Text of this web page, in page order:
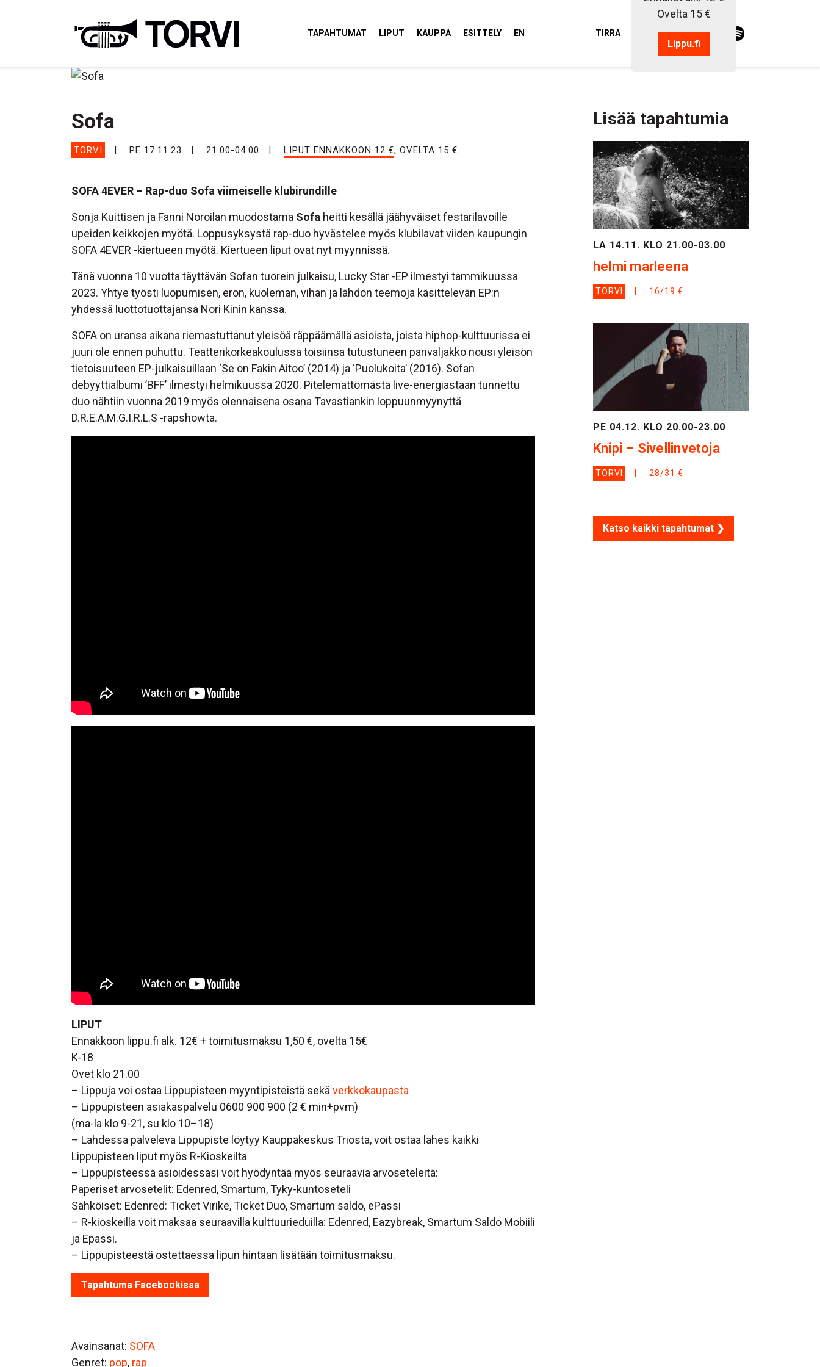
TAPAHTUMAT LIPUT KAUPPA ESITTELY EN TIRRA
Ovelta 15 €
Lippu.fi
Sofa
TORVI PE 17.11.23 21.00-04.00 LIPUT ENNAKKOON 12 €, OVELTA 15 €
SOFA 4EVER – Rap-duo Sofa viimeiselle klubirundille
Sonja Kuittisen ja Fanni Noroilan muodostama Sofa heitti kesällä jäähyväiset festarilavoille
upeiden keikkojen myötä. Loppusyksystä rap-duo hyvästelee myös klubilavat viiden kaupungin
SOFA 4EVER -kiertueen myötä. Kiertueen liput ovat nyt myynnissä.
Tänä vuonna 10 vuotta täyttävän Sofan tuorein julkaisu, Lucky Star -EP ilmestyi tammikuussa
2023. Yhtye työsti luopumisen, eron, kuoleman, vihan ja lähdön teemoja käsittelevän EP:n
yhdessä luottotuottajansa Nori Kinin kanssa.
SOFA on uransa aikana riemastuttanut yleisöä räppäämällä asioista, joista hiphop-kulttuurissa ei
juuri ole ennen puhuttu. Teatterikorkeakoulussa toisiinsa tutustuneen parivaljakko nousi yleisön
tietoisuuteen EP-julkaisuillaan ‘Se on Fakin Aitoo’ (2014) ja ‘Puolukoita’ (2016). Sofan
debyyttialbumi ’BFF’ ilmestyi helmikuussa 2020. Pitelemättömästä live-energiastaan tunnettu
duo nähtiin vuonna 2019 myös olennaisena osana Tavastiankin loppuunmyynyttä
D.R.E.A.M.G.I.R.L.S -rapshowta.
LIPUT
Ennakkoon lippu.fi alk. 12€ + toimitusmaksu 1,50 €, ovelta 15€
K-18
Ovet klo 21.00
– Lippuja voi ostaa Lippupisteen myyntipisteistä sekä verkkokaupasta
– Lippupisteen asiakaspalvelu 0600 900 900 (2 € min+pvm)
(ma-la klo 9-21, su klo 10–18)
– Lahdessa palveleva Lippupiste löytyy Kauppakeskus Triosta, voit ostaa lähes kaikki
Lippupisteen liput myös R-Kioskeilta
– Lippupisteessä asioidessasi voit hyödyntää myös seuraavia arvoseteleitä:
Paperiset arvosetelit: Edenred, Smartum, Tyky-kuntoseteli
Sähköiset: Edenred: Ticket Virike, Ticket Duo, Smartum saldo, ePassi
– R-kioskeilla voit maksaa seuraavilla kulttuurieduilla: Edenred, Eazybreak, Smartum Saldo Mobiili
ja Epassi.
– Lippupisteestä ostettaessa lipun hintaan lisätään toimitusmaksu.
Tapahtuma Facebookissa
Avainsanat: SOFA
Genret: pop, rap
Lisää tapahtumia
LA 14.11. KLO 21.00-03.00
helmi marleena
TORVI 16/19 €
PE 04.12. KLO 20.00-23.00
Knipi – Sivellinvetoja
TORVI 28/31 €
Katso kaikki tapahtumat ❯